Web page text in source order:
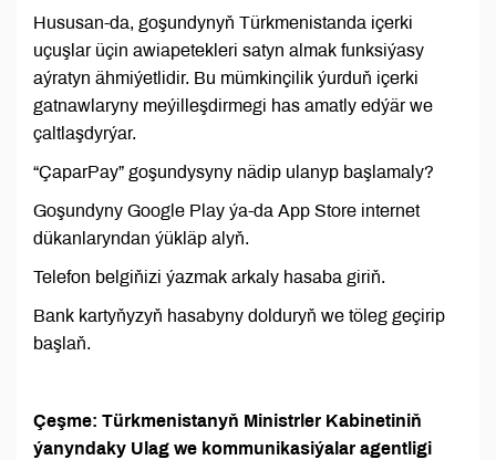
Hususan-da, goşundynyň Türkmenistanda içerki
uçuşlar üçin awiapetekleri satyn almak funksiýasy
aýratyn ähmiýetlidir. Bu mümkinçilik ýurduň içerki
gatnawlaryny meýilleşdirmegi has amatly edýär we
çaltlaşdyrýar.
“ÇaparPay” goşundysyny nädip ulanyp başlamaly?
Goşundyny Google Play ýa-da App Store internet
dükanlaryndan ýükläp alyň.
Telefon belgiňizi ýazmak arkaly hasaba giriň.
Bank kartyňyzyň hasabyny dolduryň we töleg geçirip
başlaň.
Çeşme: Türkmenistanyň Ministrler Kabinetiniň
ýanyndaky Ulag we kommunikasiýalar agentligi